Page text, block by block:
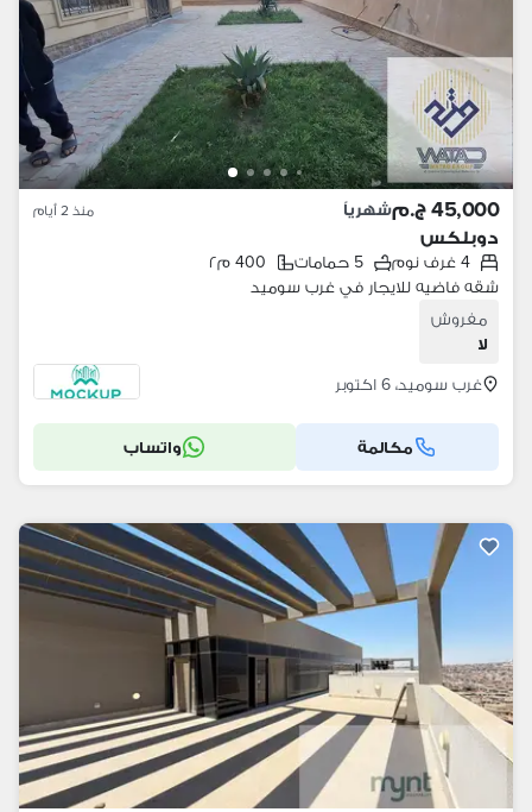
45,000 ج.م شهرياً منذ 2 أيام
دوبلكس
4 غرف نوم 5 حمامات
400 م٢
شقه فاضيه للايجار في غرب سوميد
مفروش
لا
غرب سوميد، 6 اكتوبر
مكالمة واتساب